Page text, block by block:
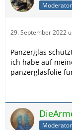
Moderator
29. September 2022
Panzerglas
ich habe auf
panzerglasfolie
Moderator